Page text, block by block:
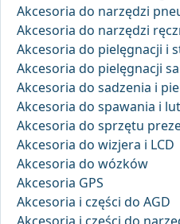
Akcesoria do narzędzi
Akcesoria do narzędzi
Akcesoria do pielęgnacji i
Akcesoria do pielęgnacji
Akcesoria do sadzenia i
Akcesoria do spawania i
Akcesoria do sprzętu
Akcesoria do wizjera i LCD
Akcesoria do wózków
Akcesoria GPS
Akcesoria i części do AGD